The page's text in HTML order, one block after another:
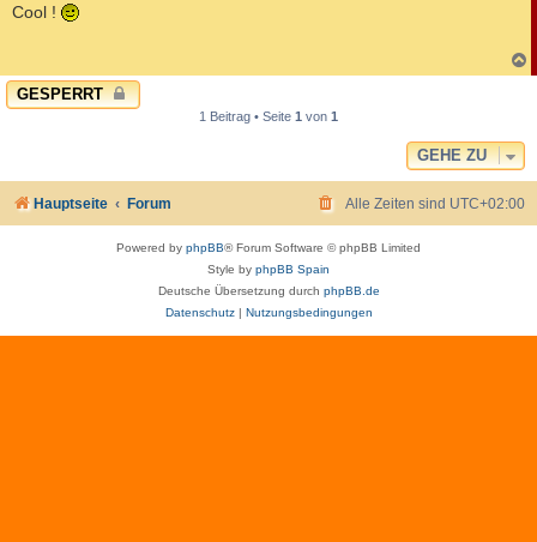
Cool !
a
GESPERRT
1 Beitrag • Seite 1 von 1
GEHE ZU
Hauptseite Forum Alle Zeiten sind UTC+02:00
Powered by phpBB® Forum Software © phpBB Limited
Style by phpBB Spain
Deutsche Übersetzung durch phpBB.de
Datenschutz| Nutzungsbedingungen